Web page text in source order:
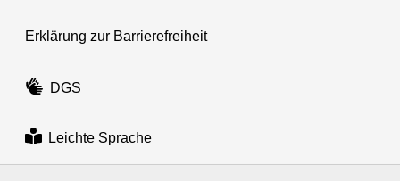
Erklärung zur Barrierefreiheit
DGS
Leichte Sprache